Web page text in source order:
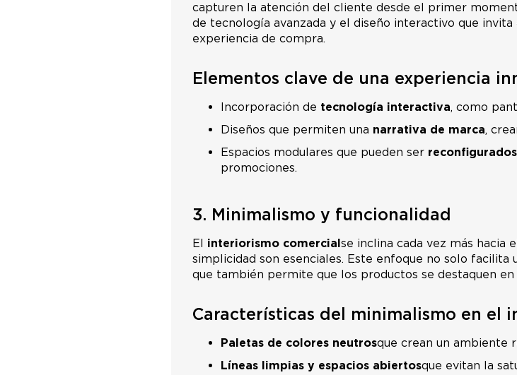
capturen la atención del cliente desde el primer
de tecnología avanzada y el diseño interactivo que
experiencia de compra.
Elementos clave de una experiencia
Incorporación de tecnología interactiva, como
Diseños que permiten una narrativa de marca,
Espacios modulares que pueden ser
promociones.
3. Minimalismo y funcionalidad
El interiorismo comercial se inclina cada vez más hacia
simplicidad son esenciales. Este enfoque no solo facilita
que también permite que los productos se destaquen en
Características del minimalismo en el
Paletas de colores neutrosque crean un ambiente
Líneas limpias y espacios abiertosque evitan la